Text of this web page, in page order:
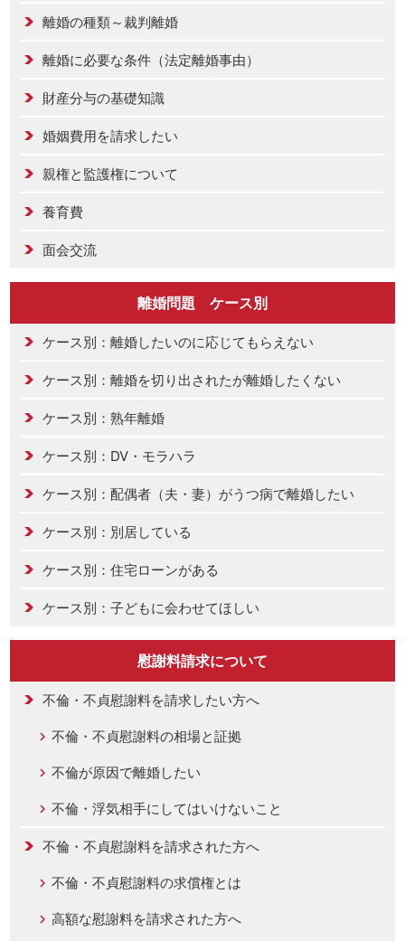
離婚の種類～裁判離婚
離婚に必要な条件（法定離婚事由）
財産分与の基礎知識
婚姻費用を請求したい
親権と監護権について
養育費
面会交流
離婚問題 ケース別
ケース別：離婚したいのに応じてもらえない
ケース別：離婚を切り出されたが離婚したくない
ケース別：熟年離婚
ケース別：DV・モラハラ
ケース別：配偶者（夫・妻）がうつ病で離婚したい
ケース別：別居している
ケース別：住宅ローンがある
ケース別：子どもに会わせてほしい
慰謝料請求について
不倫・不貞慰謝料を請求したい方へ
不倫・不貞慰謝料の相場と証拠
不倫が原因で離婚したい
不倫・浮気相手にしてはいけないこと
不倫・不貞慰謝料を請求された方へ
不倫・不貞慰謝料の求償権とは
高額な慰謝料を請求された方へ